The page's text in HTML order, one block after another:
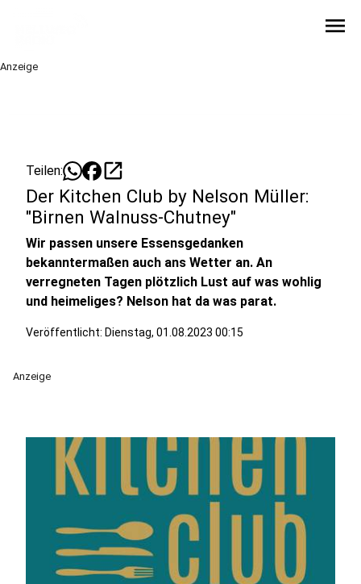
menu
Anzeige
Teilen: open_in_new
Der Kitchen Club by Nelson Müller:
"Birnen Walnuss-Chutney"
Wir passen unsere Essensgedanken
bekanntermaßen auch ans Wetter an. An
verregneten Tagen plötzlich Lust auf was wohlig
und heimeliges? Nelson hat da was parat.
Veröffentlicht: Dienstag, 01.08.2023 00:15
Anzeige